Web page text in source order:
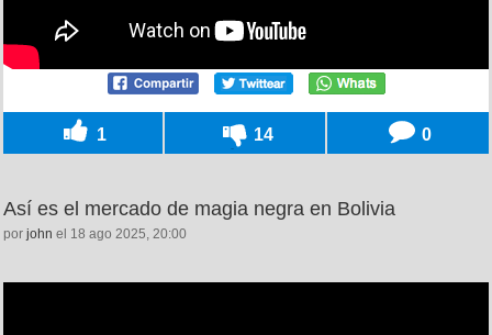
1 14 0
Así es el mercado de magia negra en Bolivia
por john el 18 ago 2025, 20:00